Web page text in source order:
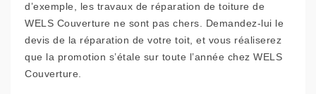
d’exemple, les travaux de réparation de toiture de
WELS Couverture ne sont pas chers. Demandez-lui le
devis de la réparation de votre toit, et vous réaliserez
que la promotion s’étale sur toute l’année chez WELS
Couverture.